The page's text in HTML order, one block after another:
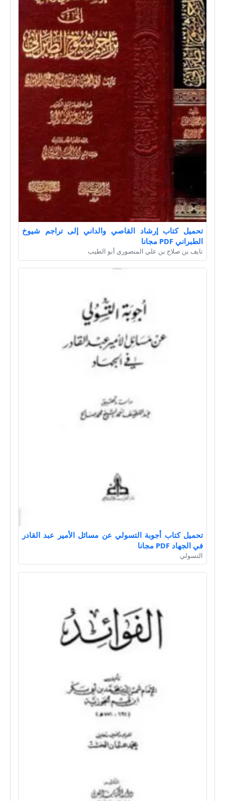
تحميل كتاب إرشاد القاصي والداني إلى تراجم شيوخ
الطبراني PDF مجانا
نايف بن صلاح بن علي المنصوري أبو الطيب
تحميل كتاب أجوبة التسولي عن مسائل الأمير عبد القادر
في الجهاد PDF مجانا
التسولي